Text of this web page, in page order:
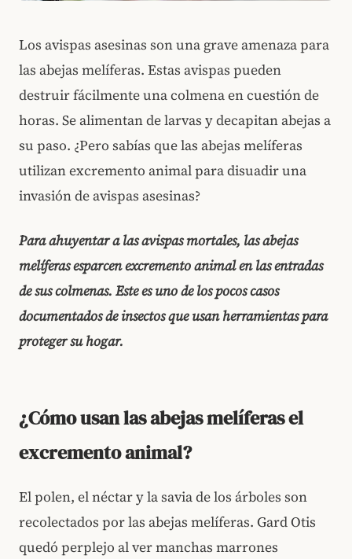
Los avispas asesinas son una grave amenaza para
las abejas melíferas. Estas avispas pueden
destruir fácilmente una colmena en cuestión de
horas. Se alimentan de larvas y decapitan abejas a
su paso. ¿Pero sabías que las abejas melíferas
utilizan excremento animal para disuadir una
invasión de avispas asesinas?
Para ahuyentar a las avispas mortales, las abejas
melíferas esparcen excremento animal en las entradas
de sus colmenas. Este es uno de los pocos casos
documentados de insectos que usan herramientas para
proteger su hogar.
¿Cómo usan las abejas melíferas el
excremento animal?
El polen, el néctar y la savia de los árboles son
recolectados por las abejas melíferas. Gard Otis
quedó perplejo al ver manchas marrones